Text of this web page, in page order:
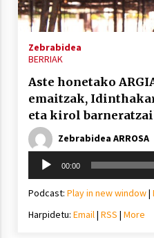
2021/11/
Mahai-
eta
2021/11/
Zebrabidea
BERRIAK
Aste honetako
emaitzak,
eta kirol
Zebrabidea ARROSA
Soinu
erreproduzigailua
00:00
Podcast: Play in new window|
Harpidetu: Email| RSS | More